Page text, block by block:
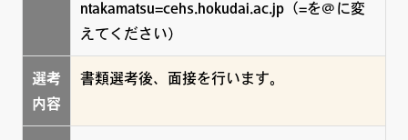
ntakamatsu=cehs.hokudai.ac.jp（=を@に変
えてください）
選考
内容
書類選考後、面接を行います。